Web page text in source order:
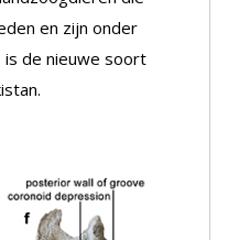
en zijn onder
is de nieuwe soort